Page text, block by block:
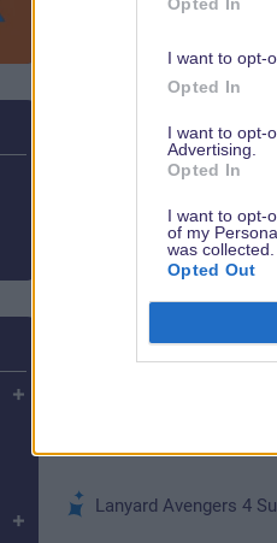
I want to opt-
Opted In
I want to opt-
Advertising.
Opted In
I want to opt-
of my
was collected.
Opted Out
Pin Walt Disney Thru
Pin Mickey Chateau
Pin My Dog Pongo,
Erhältlich ab 16.
Pin Avengers Black
Lanyard Avengers 4